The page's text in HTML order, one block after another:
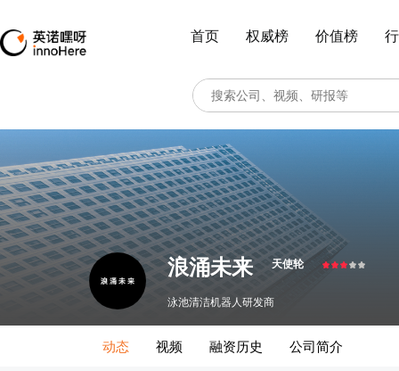
首页 权威榜 价值榜
浪涌未来 天使轮
泳池清洁机器人研发商
动态 视频 融资历史 公司简介